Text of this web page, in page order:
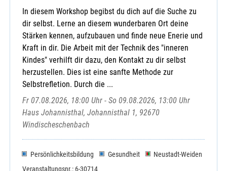
In diesem Workshop begibst du dich auf die Suche zu
dir selbst. Lerne an diesem wunderbaren Ort deine
Stärken kennen, aufzubauen und finde neue Enerie und
Kraft in dir. Die Arbeit mit der Technik des "inneren
Kindes" verhilft dir dazu, den Kontakt zu dir selbst
herzustellen. Dies ist eine sanfte Methode zur
Selbstrefletion. Durch die ...
Fr 07.08.2026, 18:00 Uhr - So 09.08.2026, 13:00 Uhr
Haus Johannisthal, Johannisthal 1, 92670
Windischeschenbach
Persönlichkeitsbildung Gesundheit
Neustadt-Weiden
Veranstaltungsnr.: 6-30714